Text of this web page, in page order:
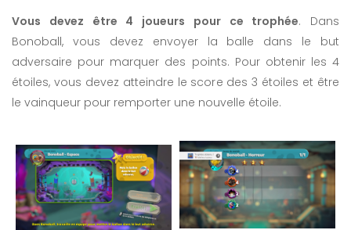
Vous devez être 4 joueurs pour ce trophée. Dans
Bonoball, vous devez envoyer la balle dans le but
adversaire pour marquer des points. Pour obtenir les 4
étoiles, vous devez atteindre le score des 3 étoiles et être
le vainqueur pour remporter une nouvelle étoile.